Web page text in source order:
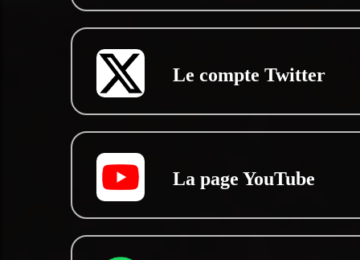
Le compte Twitter
La page YouTube